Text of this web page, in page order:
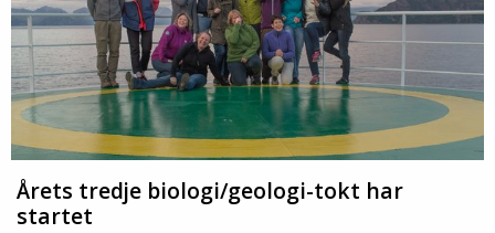
Årets tredje biologi/geologi-tokt har
startet